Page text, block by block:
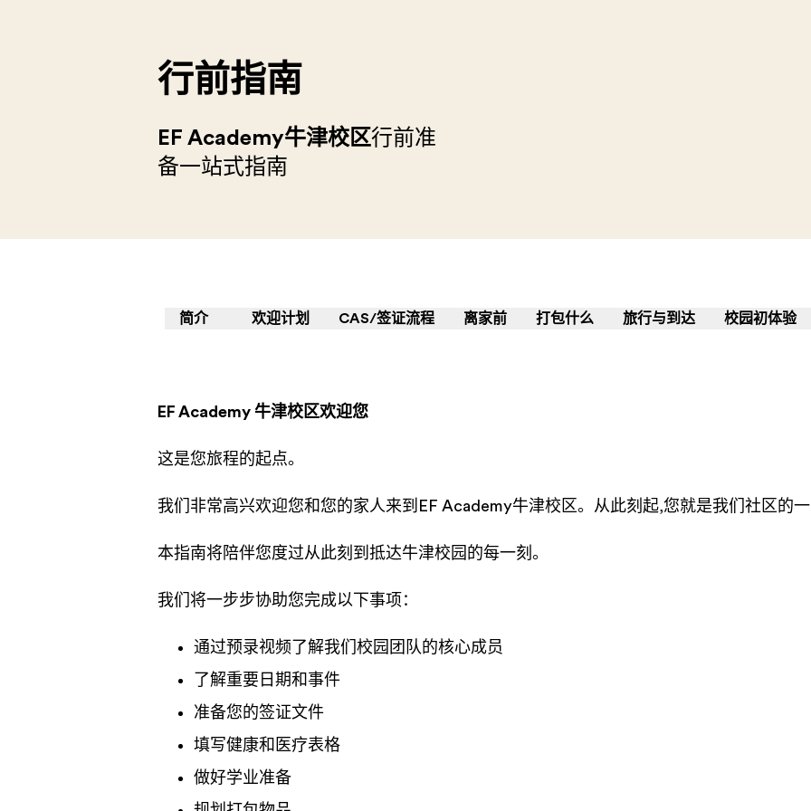
行前指南
EF Academy牛津校区行前准
备一站式指南
简介 欢迎计划 CAS/签证流程 离家前 打包什么 旅行与到达 校园初体验
EF Academy 牛津校区欢迎您
这是您旅程的起点。
我们非常高兴欢迎您和您的家人来到EF Academy牛津校区。从此刻起,您就是我们社区的
本指南将陪伴您度过从此刻到抵达牛津校园的每一刻。
我们将一步步协助您完成以下事项：
通过预录视频了解我们校园团队的核心成员
了解重要日期和事件
准备您的签证文件
填写健康和医疗表格
做好学业准备